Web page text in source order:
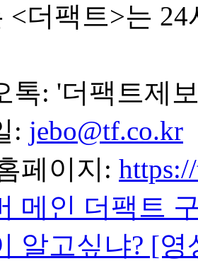
<더팩트>는
톡: '더팩트제
: jebo@tf.co.kr
페이지:
메인 더팩트
알고싶냐? [